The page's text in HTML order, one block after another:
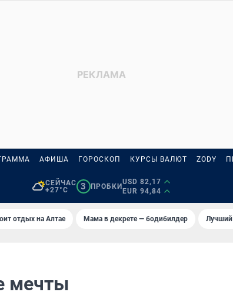
АФИША ГОРОСКОП КУРСЫ ВАЛЮТ ZODY
СЕЙЧАС
+27°C
3 ПРОБКИ
USD 82,17
EUR 94,84
отдых на Алтае Мама в декрете — бодибилдер
мечты